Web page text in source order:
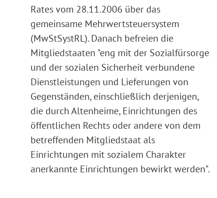
Rates vom 28.11.2006 über das
gemeinsame Mehrwertsteuersystem
(MwStSystRL). Danach befreien die
Mitgliedstaaten "eng mit der Sozialfürsorge
und der sozialen Sicherheit verbundene
Dienstleistungen und Lieferungen von
Gegenständen, einschließlich derjenigen,
die durch Altenheime, Einrichtungen des
öffentlichen Rechts oder andere von dem
betreffenden Mitgliedstaat als
Einrichtungen mit sozialem Charakter
anerkannte Einrichtungen bewirkt werden".